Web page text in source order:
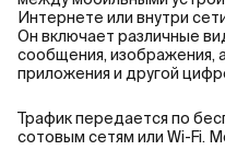
Интернете или внутри
Он включает различные
сообщения, изображения,
приложения и другой
Трафик передается по
сотовым сетям или Wi-Fi.